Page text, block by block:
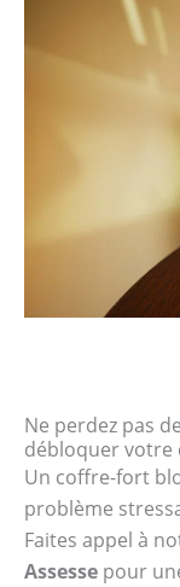
Ne perdez pas
débloquer votre
Un coffre-fort
problème
Faites appel à
Assesse pour